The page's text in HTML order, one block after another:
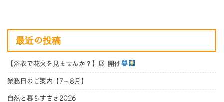
最近の投稿
【浴衣で花火を見ませんか？】展 開催
業務日のご案内【7～8月】
自然と暮らすさき2026